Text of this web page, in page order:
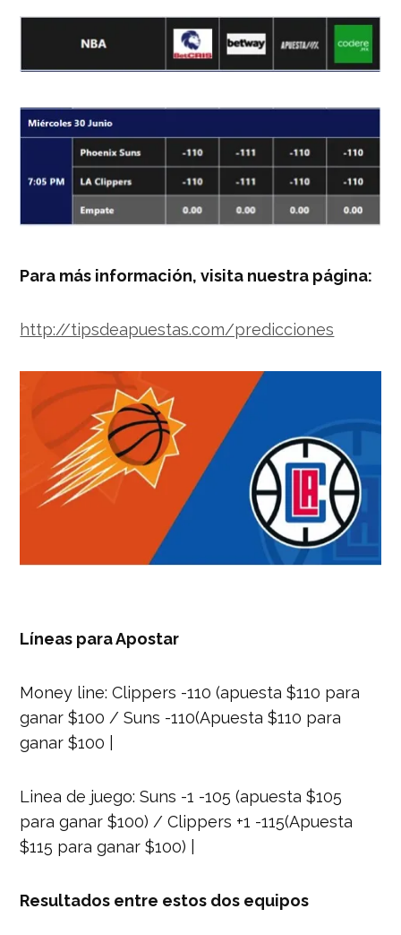
Para más información, visita nuestra página:
http://tipsdeapuestas.com/predicciones
Líneas para Apostar
Money line: Clippers -110 (apuesta $110 para
ganar $100 / Suns -110(Apuesta $110 para
ganar $100 |
Linea de juego: Suns -1 -105 (apuesta $105
para ganar $100) / Clippers +1 -115(Apuesta
$115 para ganar $100) |
Resultados entre estos dos equipos